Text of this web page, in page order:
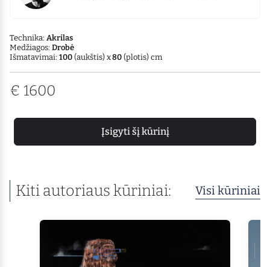
Technika: Akrilas
Medžiagos: Drobė
Išmatavimai: 100 (aukštis) x80 (plotis) cm
€ 1600
Įsigyti šį kūrinį
Kiti autoriaus kūriniai: Visi kūriniai